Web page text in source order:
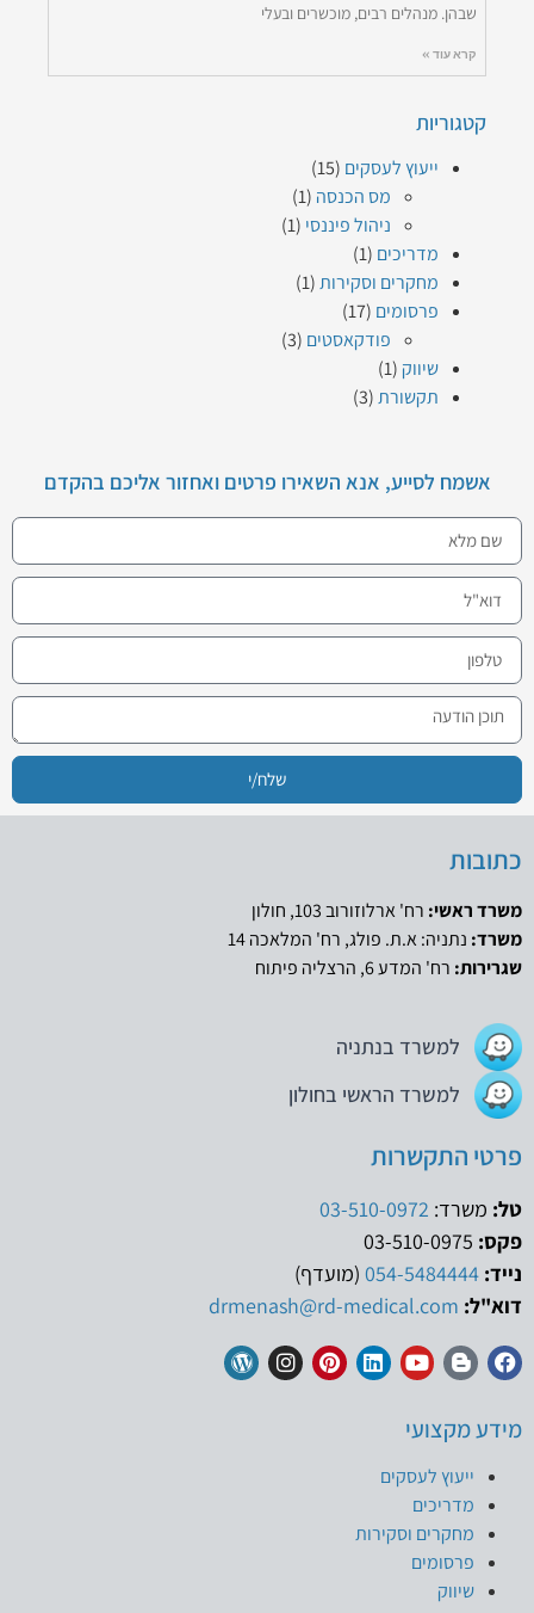
שבהן. מנהלים רבים, מוכשרים ובעלי
קרא עוד »
קטגוריות
ייעוץ לעסקים (15)
מס הכנסה (1)
ניהול פיננסי (1)
מדריכים (1)
מחקרים וסקירות(1)
פרסומים (17)
פודקאסטים (3)
שיווק (1)
תקשורת(3)
אשמח לסייע, אנא השאירו פרטים ואחזור אליכם בהקדם
שלח/י
כתובות
משרד ראשי: רח' ארלוזורוב 103, חולון
משרד: נתניה: א.ת. פולג, רח' המלאכה 14
שגרירות: רח' המדע 6, הרצליה פיתוח
למשרד בנתניה
למשרד הראשי בחולון
פרטי התקשרות
טל: משרד: 03-510-0972
פקס:
נייד: 054-5484444 (מועדף)
דוא"ל: drmenash@rd-medical.com
מידע מקצועי
ייעוץ לעסקים
מדריכים
מחקרים וסקירות
פרסומים
שיווק